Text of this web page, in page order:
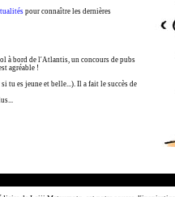
pour connaître les dernières
à bord de l'Atlantis, un concours de pubs
agréable !
tu es jeune et belle...). Il a fait le succès de